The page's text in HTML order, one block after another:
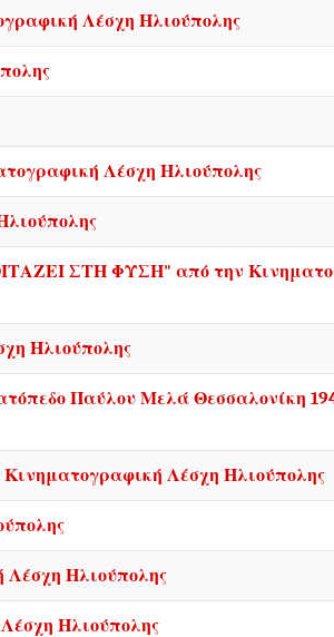
Λέσχη Ηλιούπολης
Λέσχη Ηλιούπολης
ΣΤΗ ΦΥΣΗ" από την
Ηλιούπολης
Παύλου Μελά Θεσσαλονίκη
Λέσχη Ηλιούπολης
Ηλιούπολης
Ηλιούπολης